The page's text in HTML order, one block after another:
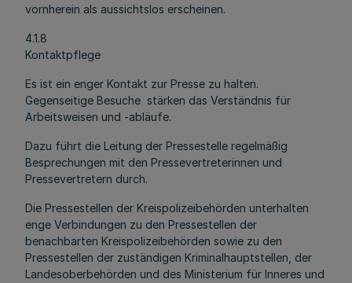
vornherein als aussichtslos erscheinen.
4.1.8
Kontaktpflege
Es ist ein enger Kontakt zur Presse zu halten.
Gegenseitige Besuche stärken das Verständnis für
Arbeitsweisen und -abläufe.
Dazu führt die Leitung der Pressestelle regelmäßig
Besprechungen mit den Pressevertreterinnen und
Pressevertretern durch.
Die Pressestellen der Kreispolizeibehörden unterhalten
enge Verbindungen zu den Pressestellen der
benachbarten Kreispolizeibehörden sowie zu den
Pressestellen der zuständigen Kriminalhauptstellen, der
Landesoberbehörden und des Ministerium für Inneres und